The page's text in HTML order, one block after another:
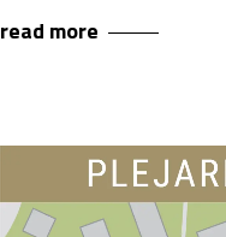
read more